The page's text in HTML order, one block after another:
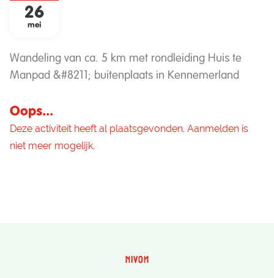
26
mei
Wandeling van ca. 5 km met rondleiding Huis te
Manpad &#8211; buitenplaats in Kennemerland
Oops...
Deze activiteit heeft al plaatsgevonden. Aanmelden is
niet meer mogelijk.